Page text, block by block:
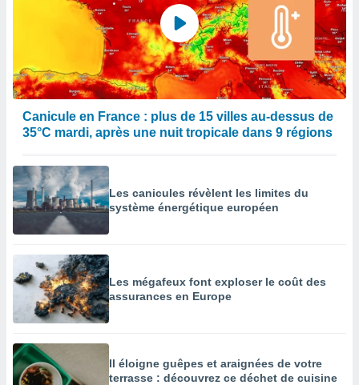
Canicule en France : plus de 15 villes au-dessus de
35°C mardi, après une nuit tropicale dans 9 régions
Les canicules révèlent les limites du
système énergétique européen
Les mégafeux font exploser le coût des
assurances en Europe
Il éloigne guêpes et araignées de votre
terrasse : découvrez ce déchet de cuisine